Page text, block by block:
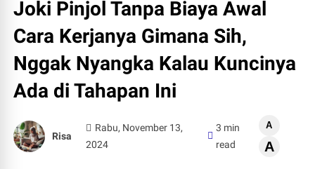
Joki Pinjol Tanpa Biaya Awal
Cara Kerjanya Gimana Sih,
Nggak Nyangka Kalau Kuncinya
Ada di Tahapan Ini
Risa
Rabu, November 13,
2024
3 min
read
A
A